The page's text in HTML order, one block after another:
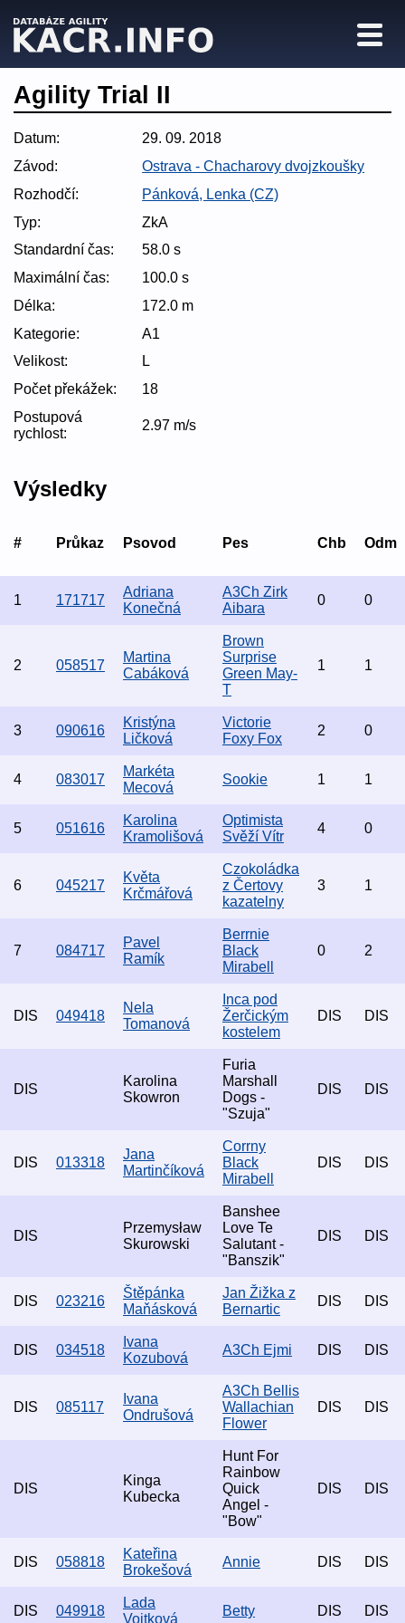
Agility Trial II
Datum:
29. 09. 2018
Závod:
Ostrava - Chacharovy dvojzkoušky
Rozhodčí:
Pánková, Lenka (CZ)
Typ:
ZkA
Standardní čas:
58.0 s
Maximální čas:
100.0 s
Délka:
172.0 m
Kategorie:
A1
Velikost:
L
Počet překážek:
18
Postupová
rychlost:
2.97 m/s
Výsledky
# Průkaz Psovod Pes Chb Odm
1 171717
Adriana
Konečná
A3Ch Zirk
Aibara
0 0
2 058517
Martina
Cabáková
Brown
Surprise
Green May-
T
1 1
3 090616
Kristýna
Ličková
Victorie
Foxy Fox
2 0
4 083017
Markéta
Mecová
Sookie 1 1
5 051616
Karolina
Kramolišová
Optimista
Svěží Vítr
4 0
6 045217
Květa
Krčmářová
Czokoládka
z Čertovy
kazatelny
3 1
7 084717
Pavel
Ramík
Berrnie
Black
Mirabell
0 2
DIS 049418
Nela
Tomanová
Inca pod
Žerčickým
kostelem
DIS DIS
DIS
Karolina
Skowron
Furia
Marshall
Dogs -
"Szuja"
DIS DIS
DIS 013318
Jana
Martinčíková
Corrny
Black
Mirabell
DIS DIS
DIS
Przemysław
Skurowski
Banshee
Love Te
Salutant -
"Banszik"
DIS DIS
DIS 023216
Štěpánka
Maňásková
Jan Žižka z
Bernartic
DIS DIS
DIS 034518
Ivana
Kozubová
A3Ch Ejmi DIS DIS
DIS 085117
Ivana
Ondrušová
A3Ch Bellis
Wallachian
Flower
DIS DIS
DIS
Kinga
Kubecka
Hunt For
Rainbow
Quick
Angel -
"Bow"
DIS DIS
DIS 058818
Kateřina
Brokešová
Annie DIS DIS
DIS 049918
Lada
Vojtková
Betty DIS DIS